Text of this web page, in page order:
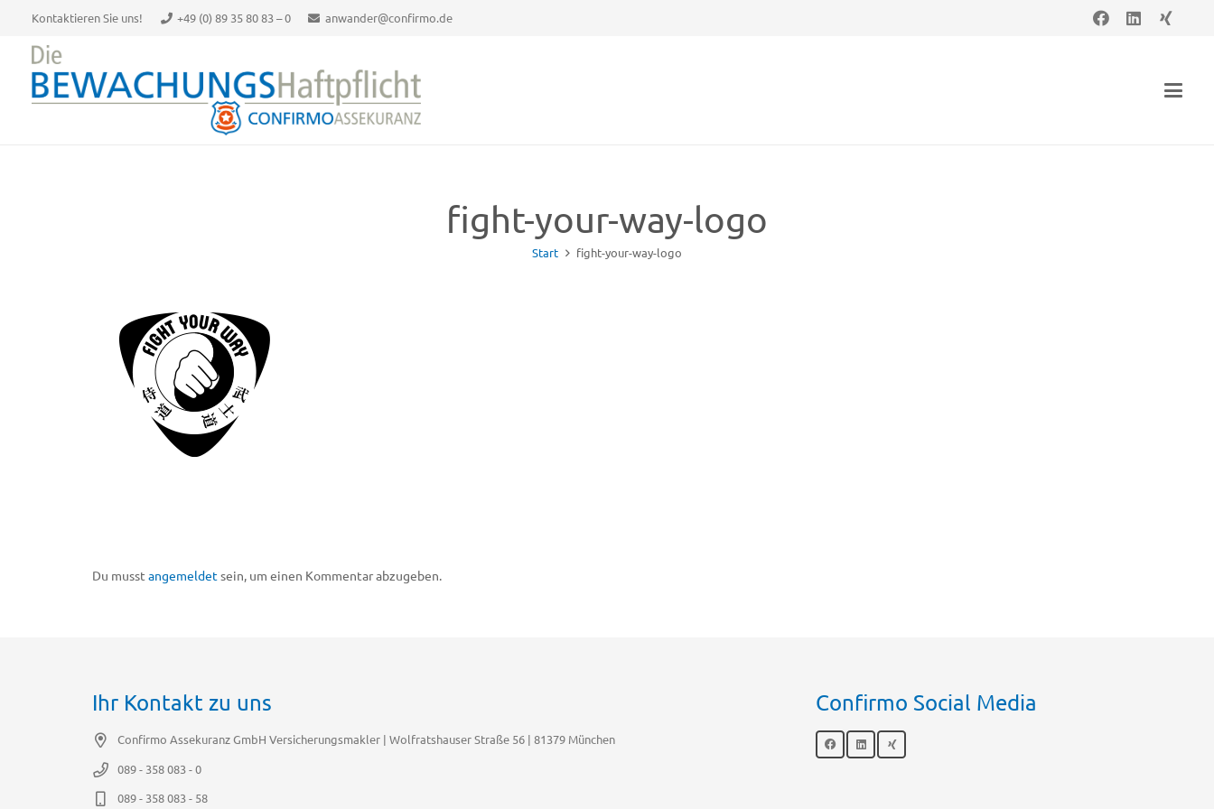
Kontaktieren Sie uns! +49 (0) 89 35 80 83 – 0 anwander@confirmo.de
fight-your-way-logo
Start fight-your-way-logo
Du musst angemeldetsein, um einen Kommentar abzugeben.
Ihr Kontakt zu uns
Confirmo Assekuranz GmbH Versicherungsmakler | Wolfratshauser Straße 56 | 81379 München
089 - 358 083 - 0
089 - 358 083 - 58
Confirmo Social Media